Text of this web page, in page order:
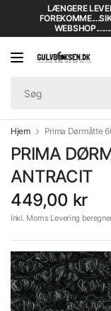
LÆNGERE
Hjem Prima Dørmåtte
PRIMA
ANTRACIT
449,00 kr
Inkl. Moms Levering